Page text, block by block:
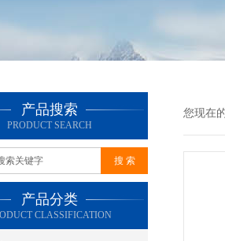
产品搜索
PRODUCT SEARCH
产品分类
CLASSIFICATION
您现在